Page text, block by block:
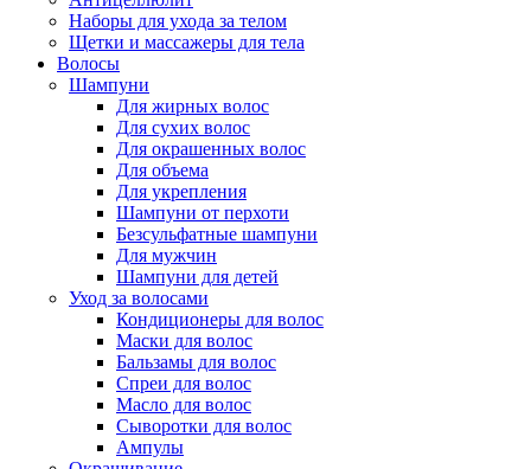
Наборы для ухода за телом
Щетки и массажеры для тела
Волосы
Шампуни
Для жирных волос
Для сухих волос
Для окрашенных волос
Для объема
Для укрепления
Шампуни от перхоти
Безсульфатные шампуни
Для мужчин
Шампуни для детей
Уход за волосами
Кондиционеры для волос
Маски для волос
Бальзамы для волос
Спреи для волос
Масло для волос
Сыворотки для волос
Ампулы